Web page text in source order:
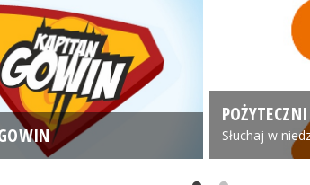
POŻYTECZNI
Słuchaj w